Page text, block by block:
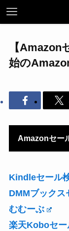
【Amazon
始の
Amazonセー
Kindleセール
DMMブックス
むむーぶ
楽天Koboセー